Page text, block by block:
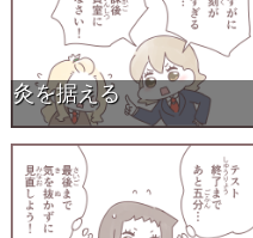
灸を据える